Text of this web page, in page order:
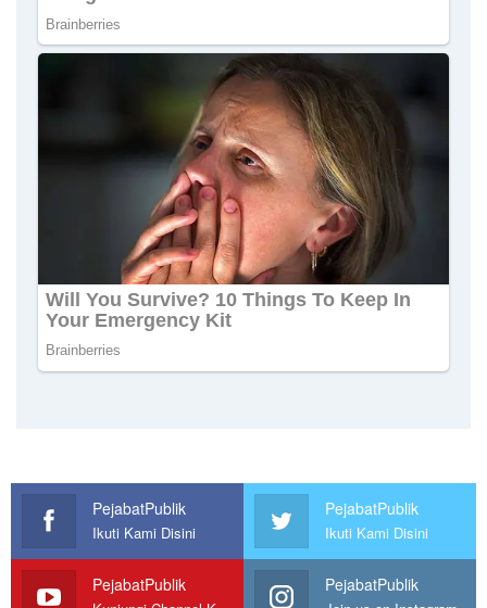
PejabatPublik
Ikuti Kami Disini
PejabatPublik
Ikuti Kami Disini
PejabatPublik PejabatPublik